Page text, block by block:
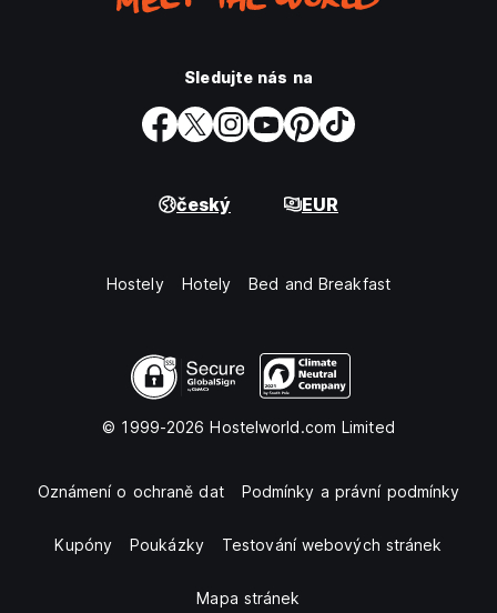
Sledujte nás na
český EUR
Hostely Hotely Bed and Breakfast
© 1999-2026 Hostelworld.com Limited
Oznámení o ochraně dat Podmínky a právní podmínky
Kupóny Poukázky Testování webových stránek
Mapa stránek